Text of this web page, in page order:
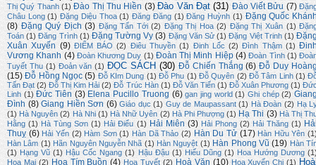
Thị Quý Thanh (1) Đào Thị Thu Hiền (3) Đào Văn Đạt (31) Đào Viết Bửu (7)
Châu Long (1) Đặng Diệu Thoa (1) Đăng Đăng (1) Đăng Huỳnh (1) Đặng Quốc
(8) Đặng Quý Địch (3) Đặng Tấn Tới (2) Đặng Thị Hoa (2) Đặng Thị Xuân (1)
Toán (1) Đăng Trình (1) Đặng Tường Vy (3) Đặng Văn Sử (1) Đặng Việt Trinh (1)
Xuân Xuyến (9) ĐIỂM BÁO (2) Điêu Thuyền (1) Đinh Lốc (2) Đình Thậm (1)
Vương Khanh (4) Đoàn Khương Duy (1) Đoàn Thị Minh Hiệp (4) Đoàn Tình (1)
Tuyết Thu (1) Đoản văn (1) ĐỌC SÁCH (30) Đỗ Chiến Thắng (6) Đỗ Duy
(15) Đỗ Hồng Ngọc (5) Đỗ KIm Dung (1) Đỗ Phu (1) Đỗ Quyên (2) Đỗ Tâm Linh (1)
Tấn Đạt (2) Đỗ Thị Kim Hải (2) Đỗ Trúc Hàn (1) Đỗ Văn Tiến (1) Đỗ Xuân Phương (1)
Linh (1) Đức Tiên (3) Elena Pucillo Truong (6) gan jing world (1) Ghi chép (2)
Đình (8) Giang Hiền Sơn (6) Giáo dục (1) Guy de Maupassant (1) Hà Đoàn (2) Hạ
(1) Hà Nguyên (2) Hà Nhi (1) Hà Nhữ Uyên (2) Hà Phi Phượng (1) Hạ Thi (3) Hà Thị
Hằng (1) Hà Tùng Sơn (1) Hải Điểu (1) Hải Miên (3) Hải Phong (2) Hải Thăng (1)
Thuỵ (6) Hải Yến (2) Hàm Sơn (1) Hàn Dã Thảo (2) Hàn Du Tử (17) Hàn Hữu Yên
Hàn Lâm (1) Hãn Nguyên Nguyễn Nhã (1) Hàn Nguyệt (1) Hàn Phong Vũ (19) Hàn
(1) Hạng Vũ (1) Hậu Cốc Ngang (1) Hậu Đậu (1) Hiếu Dũng (1) Hoa Hướng Dương
Hoa Mai (2) Hoa Tím Buồn (4) Hoa Tuyết (2) Hoà Văn (10) Hoa Xuyến Chi (1)